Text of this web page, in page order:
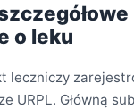
o leku
leczniczy
URPL. Główną